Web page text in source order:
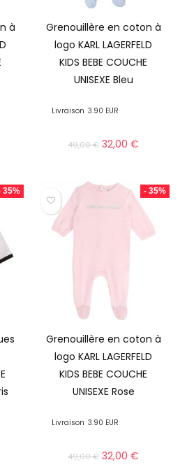
à
Grenouillère en coton à
logo KARL LAGERFELD
KIDS BEBE COUCHE
UNISEXE Bleu
Livraison 3.90 EUR
49,00€ 32,00€
35% - 35%
Grenouillère en coton à
logo KARL LAGERFELD
KIDS BEBE COUCHE
UNISEXE Rose
Livraison 3.90 EUR
49,00€ 32,00€